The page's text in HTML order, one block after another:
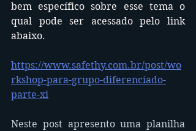
bem específico sobre esse tema o
qual pode ser acessado pelo link
abaixo.
https://www.safethy.com.br/post/wo
rkshop-para-grupo-diferenciado-
parte-xi
Neste post apresento uma planilha